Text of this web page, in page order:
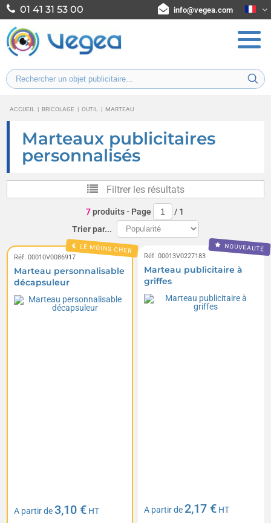
01 41 31 53 00 info@vegea.com
ACCUEIL | BRICOLAGE | OUTIL | MARTEAU
Marteaux publicitaires
personnalisés
Filtrer les résultats
7produits- Page / 1
Trier par...
LE MOINS CHER
Réf. 00010V0086917
Marteau personnalisable
décapsuleur
A partir de3,10 € HT
NOUVEAUTÉ
Réf. 00013V0227183
Marteau publicitaire à
griffes
A partir de2,17 € HT